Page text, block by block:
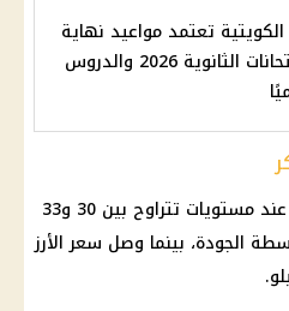
الكويتية تعتمد مواعيد نهاية
الدراسة وامتحانات الثانوية 2026 والدروس
استقر سعر الأرز المعبأ اليوم عند مستويات تتراوح بين 30 و33
الجودة، بينما وصل سعر الأرز